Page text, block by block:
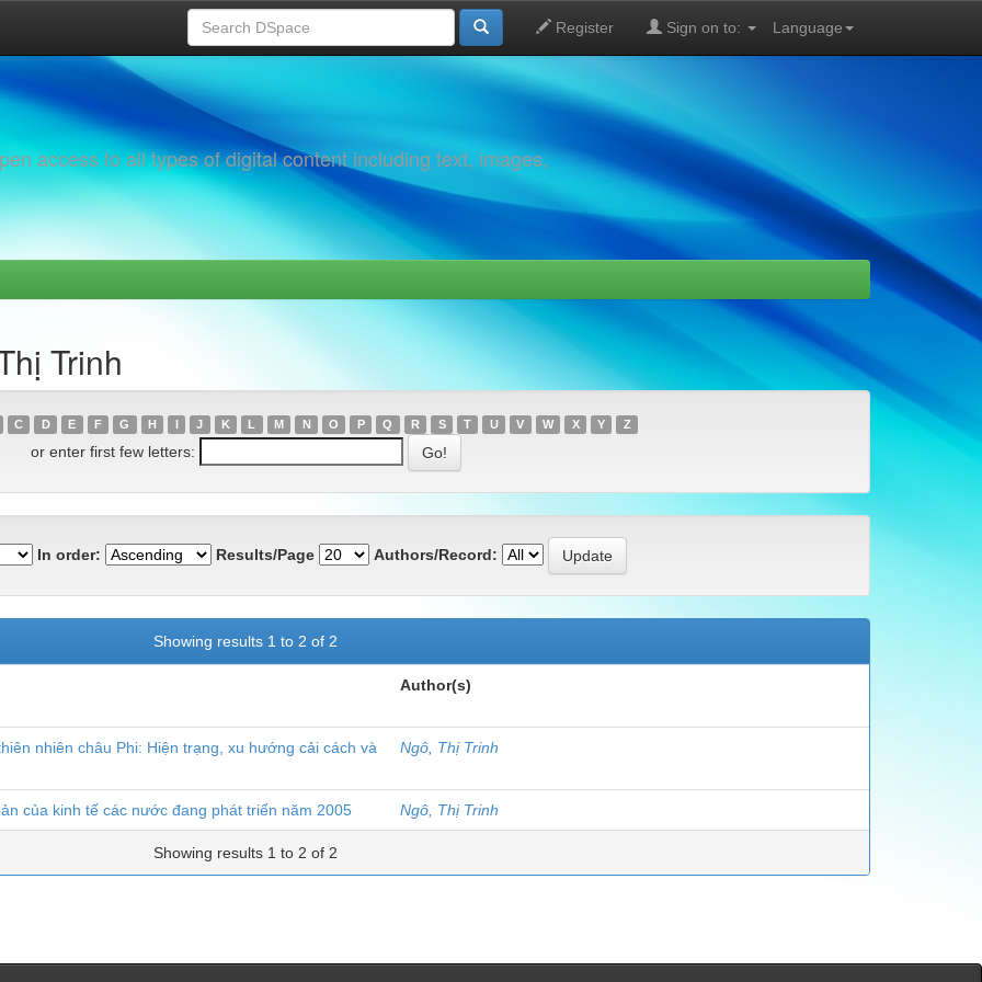
Language
Register Sign on to:
access to all types of digital content including text, images,
Trinh
C D E F G H I J K L M N O P Q R S T U V W X Y Z
or enter first few letters:
In order: Results/Page Authors/Record:
Showing results 1 to 2 of 2
Author(s)
nhiên châu Phi: Hiện trạng, xu hướng cải cách và
Ngô, Thị Trinh
của kinh tế các nước đang phát triển năm 2005 Ngô, Thị Trinh
Showing results 1 to 2 of 2